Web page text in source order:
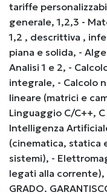
tariffe
generale, 1,2,3 -
1,2 , descrittiva ,
piana e solida, -
Analisi 1 e 2, -
integrale, - Calcolo
lineare (matrici e
Linguaggio C/C++,
Intelligenza
(cinematica, statica
sistemi), -
legati alla corrente),
GRADO.